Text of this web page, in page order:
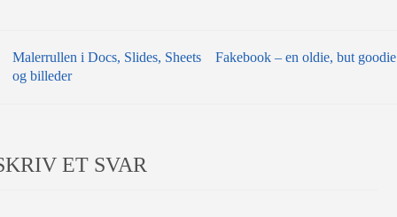
Malerrullen i Docs, Slides, Sheets
og billeder
Fakebook – en oldie, but goodie
ET SVAR